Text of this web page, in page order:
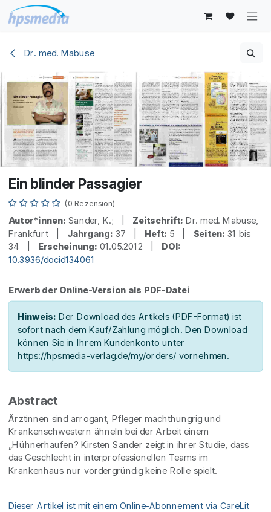
Zum Inhalt springen
Dr. med. Mabuse
Ein blinder Passagier
(0 Rezension)
Autor*innen: Sander, K.; | Zeitschrift: Dr. med. Mabuse,
Frankfurt | Jahrgang: 37 | Heft: 5 | Seiten: 31 bis
34 | Erscheinung: 01.05.2012 | DOI:
10.3936/docid134061
Erwerb der Online-Version als PDF-Datei
Hinweis: Der Download des Artikels (PDF-Format) ist
sofort nach dem Kauf/Zahlung möglich. Den Download
können Sie in Ihrem Kundenkonto unter
https://hpsmedia-verlag.de/my/orders/ vornehmen.
Abstract
Ärztinnen sind arrogant, Pfleger machthungrig und
Krankenschwestern ähneln bei der Arbeit einem
„Hühnerhaufen? Kirsten Sander zeigt in ihrer Studie, dass
das Geschlecht in interprofessionellen Teams im
Krankenhaus nur vordergründig keine Rolle spielt.
Dieser Artikel ist mit einem Online-Abonnement via CareLit